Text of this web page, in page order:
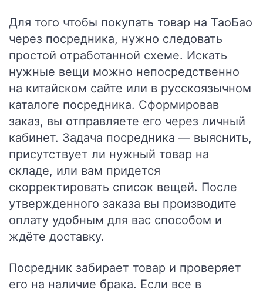
Для того чтобы покупать товар на ТаоБао
через посредника, нужно следовать
простой отработанной схеме. Искать
нужные вещи можно непосредственно
на китайском сайте или в русскоязычном
каталоге посредника. Сформировав
заказ, вы отправляете его через личный
кабинет. Задача посредника — выяснить,
присутствует ли нужный товар на
складе, или вам придется
скорректировать список вещей. После
утвержденного заказа вы производите
оплату удобным для вас способом и
ждёте доставку.
Посредник забирает товар и проверяет
его на наличие брака. Если все в